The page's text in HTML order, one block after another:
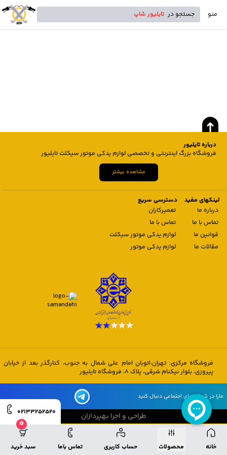
منو جستجو در تایلیور شاپ
خانه محصولات حساب کاربری تماس باما
0
سبد خرید
02133252520
درباره تایلیور
فروشگاه بزرگ اینترنتی و تخصصی لوازم یدکی موتور سیکلت تایلیور
مشاهده بیشتر
لینکهای مفید
درباره ما
تماس با ما
قوانین ما
مقالات ما
دسترسی سریع
تعمیرکاران
تماس با ما
لوازم یدکی موتور سیکلت
لوازم یدکی موتور
فروشگاه مرکزی: تهران،اتوبان امام علی شمال به جنوب، کنارگذر بعد از خیابان
پیروزی، بلوار نیکنام شرقی، پلاک 8، فروشگاه تایلیور
مارا در شبکه های اجتماعی دنبال کنید
طراحی و اجرا بهپردازان
طراحی و اجرا بهپردازان